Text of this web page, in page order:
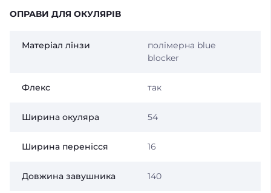
ОПРАВИ ДЛЯ ОКУЛЯРІВ
Матеріал лінзи
полімерна blue
blocker
Флекс так
Ширина окуляра 54
Ширина перенісся 16
Довжина завушника 140